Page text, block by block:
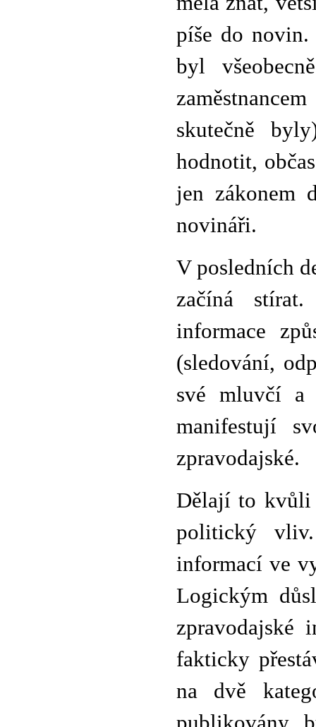
píše do
byl
skutečně
hodnotit,
jen zákonem
novináři.
V posledních
začíná
informace
(sledování,
své mluvčí a
manifestují
zpravodajské.
Dělají to kvůli
politický vliv.
informací ve
Logickým
zpravodajské
fakticky
na dvě